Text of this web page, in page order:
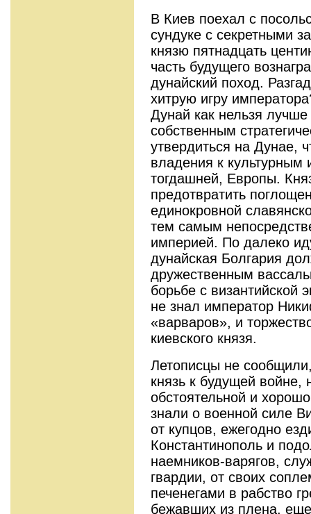
В Киев поехал с
сундуке с секретными
князю пятнадцать
часть будущего
дунайский поход.
хитрую игру
Дунай как нельзя лучше
собственным
утвердиться на Дунае,
владения к культурным
тогдашней, Европы.
предотвратить
единокровной
тем самым
империей. По далеко
дунайская Болгария
дружественным
борьбе с византийской
не знал император
«варваров», и
киевского князя.
Летописцы не
князь к будущей войне,
обстоятельной и
знали о военной силе
от купцов, ежегодно
Константинополь и
наемников-варягов,
гвардии, от своих
печенегами в рабство
бежавших из плена,